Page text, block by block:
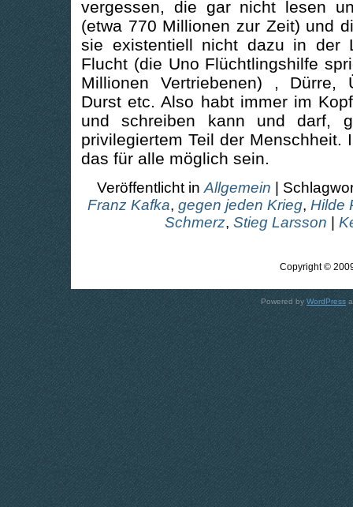
vergessen, die gar nicht lesen
(etwa 770 Millionen zur Zeit) und
sie existentiell nicht dazu in der
Flucht (die Uno Flüchtlingshilfe
Millionen Vertriebenen) , Dürre,
Durst etc. Also habt immer im
und schreiben kann und darf,
privilegiertem Teil der Menschheit.
das für alle möglich sein.
Veröffentlicht in Allgemein |
Franz Kafka, gegen jeden Krieg, Hilde
Schmerz, Stieg Larsson
Copyright ©
Powered by WordPress